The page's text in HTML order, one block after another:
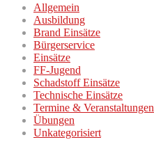
Allgemein
Ausbildung
Brand Einsätze
Bürgerservice
Einsätze
FF-Jugend
Schadstoff Einsätze
Technische Einsätze
Termine & Veranstaltungen
Übungen
Unkategorisiert